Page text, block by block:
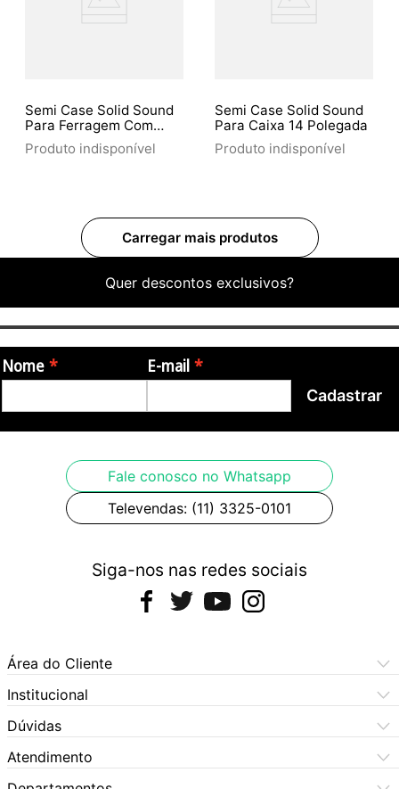
Semi Case Solid Sound
Para Ferragem Com
Rodas
Produto indisponível
Semi Case Solid Sound
Para Caixa 14 Polegada
Produto indisponível
Quer descontos exclusivos?
Nome E-mail
Cadastrar
Fale conosco no Whatsapp
Televendas: (11) 3325-0101
Siga-nos nas redes sociais
Área do Cliente
Meus Pedidos
Meus Dados
Institucional
Central de Atendimento
Dúvidas Frequentes
Formas de Pagamento
Dúvidas
Como Comprar
Dúvidas Frequentes
Atendimento
(11) 3060-6100